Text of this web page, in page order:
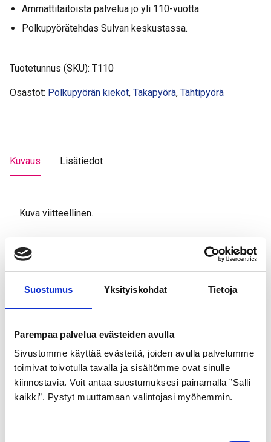
Suostumus Yksityiskohdat Tietoja
Parempaa palvelua evästeiden avulla
Sivustomme käyttää evästeitä, joiden avulla palvelumme
toimivat toivotulla tavalla ja sisältömme ovat sinulle
kiinnostavia. Voit antaa suostumuksesi painamalla ”Salli
kaikki”. Pystyt muuttamaan valintojasi myöhemmin.
tuplapohja
Ammattitaitoista palvelua jo yli 110-vuotta.
Polkupyörätehdas Sulvan keskustassa.
Tuotetunnus (SKU): T110
Osastot: Polkupyörän kiekot, Takapyörä, Tähtipyörä
Kuvaus Lisätiedot
Kuva viitteellinen.
Tutustu myös
GOLDEN BOY
GOLDEN BOY